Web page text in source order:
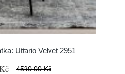
Uttario Velvet 2951
4590.00 Kč